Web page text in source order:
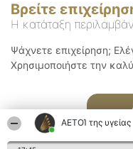
ΑΕΤΟΊ της υγείας
Βρείτε
Η κατάταξη
Ψάχνετε επιχείρηση;
Χρησιμοποιήστε την